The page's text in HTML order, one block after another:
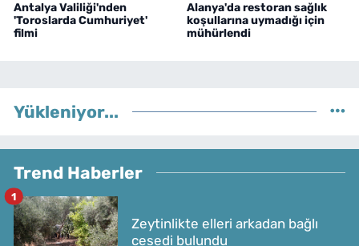
Antalya Valiliği'nden
'Toroslarda Cumhuriyet'
filmi
Alanya'da restoran sağlık
koşullarına uymadığı için
mühürlendi
Yükleniyor...
Trend Haberler
Zeytinlikte elleri arkadan bağlı
cesedi bulundu
1